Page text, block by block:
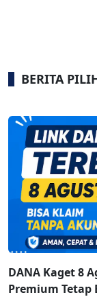
BERITA
DANA Kaget 8
Premium Tetap